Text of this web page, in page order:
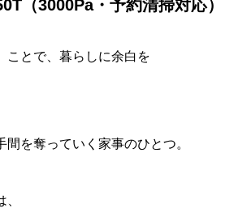
（3000Pa・予約清掃対応）
ことで、暮らしに余白を
間を奪っていく家事のひとつ。